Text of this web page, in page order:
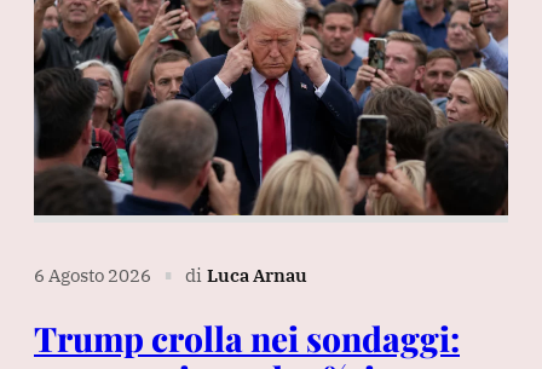
6 Agosto 2026 ∎ di Luca Arnau
Trump crolla nei sondaggi: